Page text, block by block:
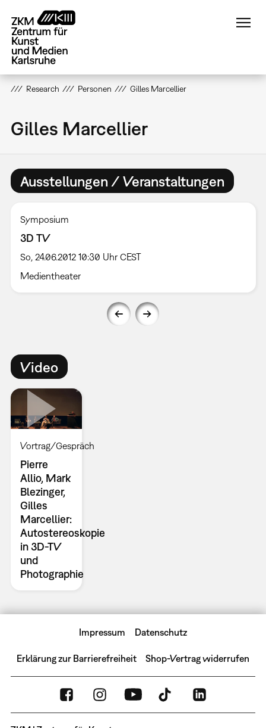
zum
Inhalt
Research Personen Gilles Marcellier
Gilles Marcellier
Ausstellungen / Veranstaltungen
Symposium
3D TV
So, 24.06.2012 10:30 Uhr CEST
Medientheater
Video
Vortrag/Gespräch
Pierre
Allio, Mark
Blezinger,
Gilles
Marcellier:
Autostereoskopie
in 3D-TV
und
Photographie
Impressum Datenschutz
Erklärung zur Barrierefreiheit Shop-Vertrag widerrufen